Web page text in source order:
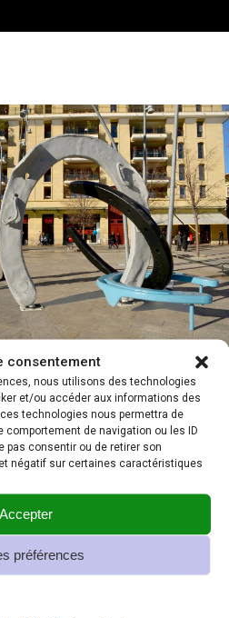
consentement
nous utilisons des technologies
et/ou accéder aux informations des
technologies nous permettra de
de navigation ou les ID
pas consentir ou de retirer son
négatif sur certaines caractéristiques
Accepter
préférences